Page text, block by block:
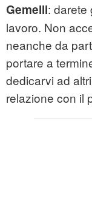
Gemelli: darete
lavoro. Non
neanche da
portare a
dedicarvi ad
relazione con il